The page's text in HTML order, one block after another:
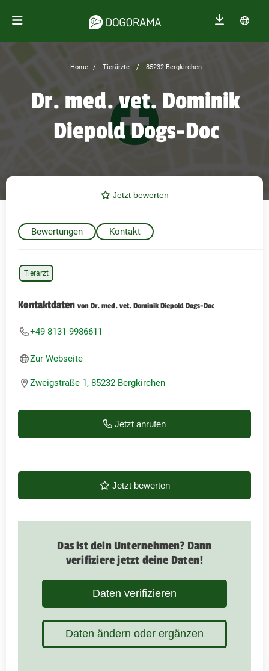
Home Tierärzte 85232 Bergkirchen
Dr. med. vet. Dominik
Diepold Dogs-Doc
Jetzt bewerten
Bewertungen Kontakt
Tierarzt
Kontaktdaten von Dr. med. vet. Dominik Diepold Dogs-Doc
+49 8131 9986611
Zur Webseite
Zweigstraße 1, 85232 Bergkirchen
Jetzt anrufen
Jetzt bewerten
Das ist dein Unternehmen? Dann
verifiziere jetzt deine Daten!
Daten verifizieren
Daten ändern oder ergänzen